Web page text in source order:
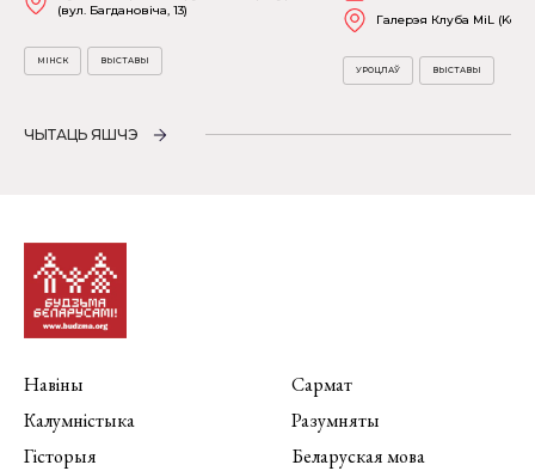
(вул. Багдановіча, 13)
МІНСК ВЫСТАВЫ
Галерэя Клуба MiL
УРОЦЛАЎ ВЫСТАВЫ
ЧЫТАЦЬ ЯШЧЭ
Навіны
Калумністыка
Гісторыя
Сармат
Разумняты
Беларуская мова